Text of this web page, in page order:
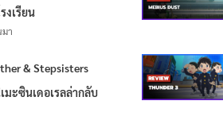
งเรียน
า
& Stepsisters
มะซินเดอเรลล่ากลับ